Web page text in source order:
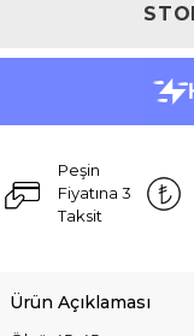
Peşin
Fiyatına 3
Taksit
Ürün Açıklaması